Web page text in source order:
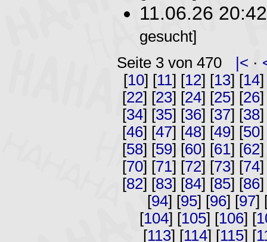
11.06.26
gesucht]
Seite 3 von 470
|< ·
[10] [11] [12] [13] [14]
[22] [23] [24] [25] [26]
[34] [35] [36] [37] [38]
[46] [47] [48] [49] [50]
[58] [59] [60] [61] [62]
[70] [71] [72] [73] [74]
[82] [83] [84] [85] [86]
[94] [95] [96] [97]
[104] [105] [106] [
[113] [114] [115] [